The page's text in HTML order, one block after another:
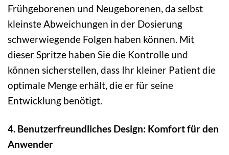
Frühgeborenen und Neugeborenen, da selbst
kleinste Abweichungen in der Dosierung
schwerwiegende Folgen haben können. Mit
dieser Spritze haben Sie die Kontrolle und
können sicherstellen, dass Ihr kleiner Patient die
optimale Menge erhält, die er für seine
Entwicklung benötigt.
4. Benutzerfreundliches Design: Komfort für den
Anwender